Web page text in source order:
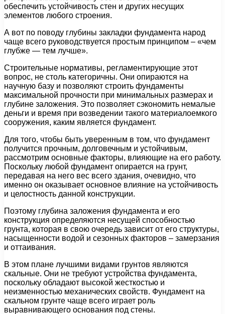
обеспечить устойчивость стен и других несущих
элементов любого строения.
А вот по поводу глубины закладки фундамента народ
чаще всего руководствуется простым принципом – «чем
глубже — тем лучше».
Строительные нормативы, регламентирующие этот
вопрос, не столь категоричны. Они опираются на
научную базу и позволяют строить фундаменты
максимальной прочности при минимальных размерах и
глубине заложения. Это позволяет сэкономить немалые
деньги и время при возведении такого материалоемкого
сооружения, каким является фундамент.
Для того, чтобы быть уверенным в том, что фундамент
получится прочным, долговечным и устойчивым,
рассмотрим основные факторы, влияющие на его работу.
Поскольку любой фундамент опирается на грунт,
передавая на него вес всего здания, очевидно, что
именно он оказывает основное влияние на устойчивость
и целостность данной конструкции.
Поэтому глубина заложения фундамента и его
конструкция определяются несущей способностью
грунта, которая в свою очередь зависит от его структуры,
насыщенности водой и сезонных факторов – замерзания
и оттаивания.
В этом плане лучшими видами грунтов являются
скальные. Они не требуют устройства фундамента,
поскольку обладают высокой жесткостью и
неизменностью механических свойств. Фундамент на
скальном грунте чаще всего играет роль
выравнивающего основания под стены.